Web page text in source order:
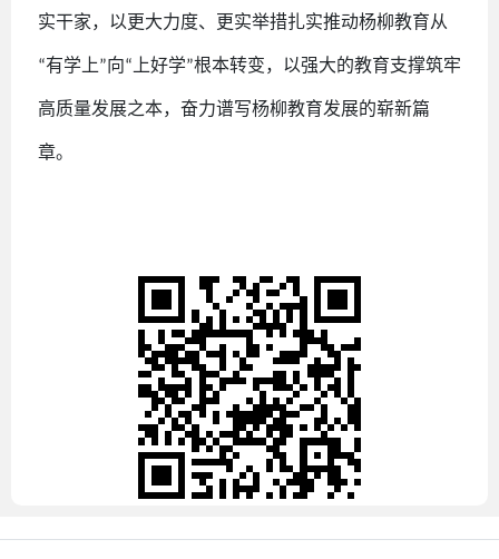
实干家，以更大力度、更实举措扎实推动杨柳教育从
“有学上”向“ 上好学”根本转变，以强大的教育支撑筑牢
高质量发展之本，奋力谱写杨柳教育发展的崭新篇
章。